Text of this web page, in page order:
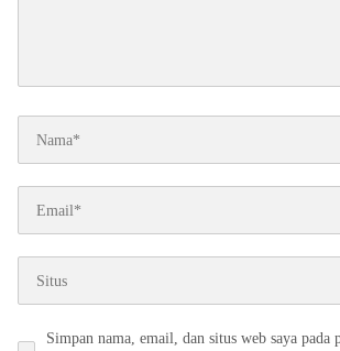
Simpan nama, email, dan situs web saya pada